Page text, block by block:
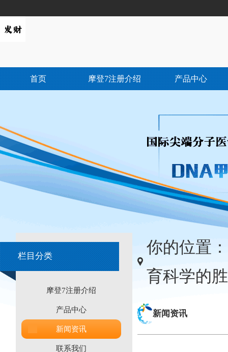
首页 摩登7注册介绍 产品中心
栏目分类
摩登7注册介绍
产品中心
新闻资讯
联系我们
你的位置：
育科学的
新闻资讯